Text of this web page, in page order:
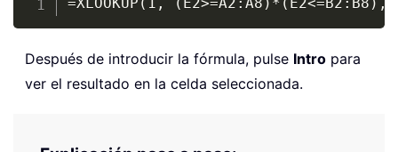
Después de introducir la fórmula, pulse Intro para
ver el resultado en la celda seleccionada.